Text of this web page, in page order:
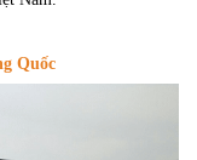
Quốc